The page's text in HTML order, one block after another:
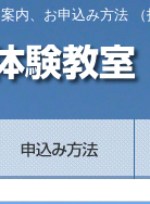
内、お申込み方法